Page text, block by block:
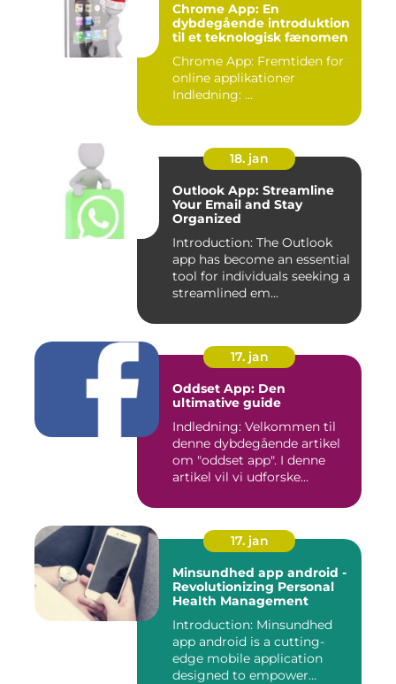
Chrome App: En
dybdegående introduktion
til et teknologisk fænomen
Chrome App: Fremtiden for
online applikationer
Indledning: ...
18. jan
Outlook App: Streamline
Your Email and Stay
Organized
Introduction: The Outlook
app has become an essential
tool for individuals seeking a
streamlined em...
17. jan
Oddset App: Den
ultimative guide
Indledning: Velkommen til
denne dybdegående artikel
om "oddset app". I denne
artikel vil vi udforske...
17. jan
Minsundhed app android -
Revolutionizing Personal
Health Management
Introduction: Minsundhed
app android is a cutting-
edge mobile application
designed to empower